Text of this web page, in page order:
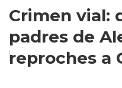
Crimen vial:
padres de
reproches a